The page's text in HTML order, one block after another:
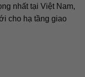
nhất tại Việt Nam,
cho hạ tầng giao